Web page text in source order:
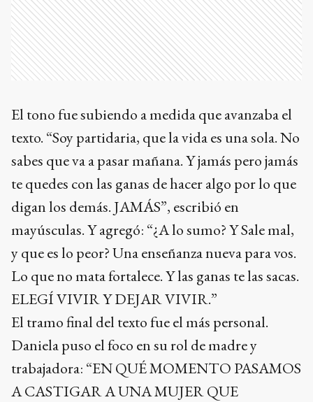
El tono fue subiendo a medida que avanzaba el
texto. “Soy partidaria, que la vida es una sola. No
sabes que va a pasar mañana. Y jamás pero jamás
te quedes con las ganas de hacer algo por lo que
digan los demás. JAMÁS”, escribió en
mayúsculas. Y agregó: “¿A lo sumo? Y Sale mal,
y que es lo peor? Una enseñanza nueva para vos.
Lo que no mata fortalece. Y las ganas te las sacas.
ELEGÍ VIVIR Y DEJAR VIVIR.”
El tramo final del texto fue el más personal.
Daniela puso el foco en su rol de madre y
trabajadora: “EN QUÉ MOMENTO PASAMOS
A CASTIGAR A UNA MUJER QUE